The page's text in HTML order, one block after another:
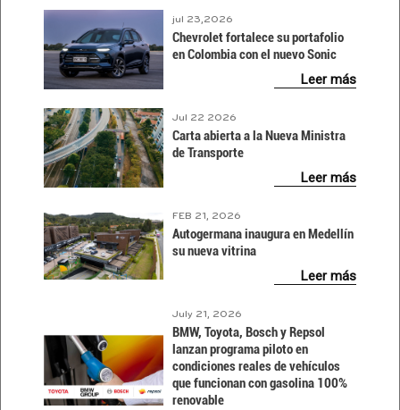
jul 23,2026
Chevrolet fortalece su portafolio
en Colombia con el nuevo Sonic
Leer más
Jul 22 2026
Carta abierta a la Nueva Ministra
de Transporte
Leer más
FEB 21, 2026
Autogermana inaugura en Medellín
su nueva vitrina
Leer más
July 21, 2026
BMW, Toyota, Bosch y Repsol
lanzan programa piloto en
condiciones reales de vehículos
que funcionan con gasolina 100%
renovable